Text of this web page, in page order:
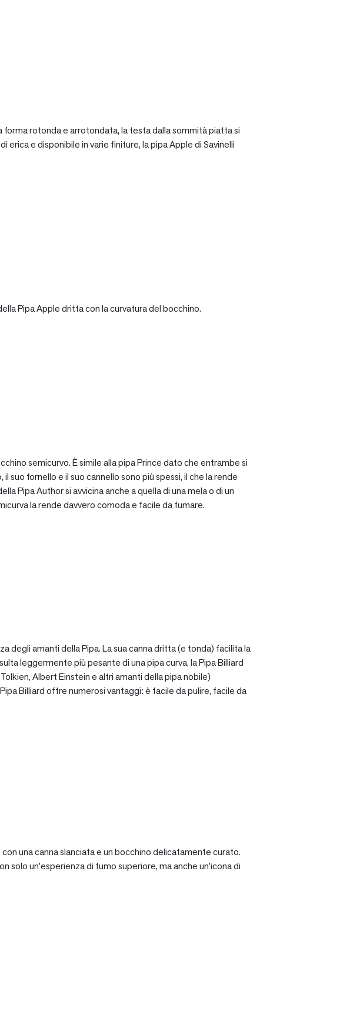
forma rotonda e arrotondata, la testa dalla sommità piatta si
e disponibile in varie finiture, la pipa Apple di Savinelli
Pipa Apple dritta con la curvatura del bocchino.
semicurvo. È simile alla pipa Prince dato che entrambe si
fornello e il suo cannello sono più spessi, il che la rende
Pipa Author si avvicina anche a quella di una mela o di un
la rende davvero comoda e facile da fumare.
degli amanti della Pipa. La sua canna dritta (e tonda) facilita la
leggermente più pesante di una pipa curva, la Pipa Billiard
Albert Einstein e altri amanti della pipa nobile)
Billiard offre numerosi vantaggi: è facile da pulire, facile da
una canna slanciata e un bocchino delicatamente curato.
un’esperienza di fumo superiore, ma anche un’icona di